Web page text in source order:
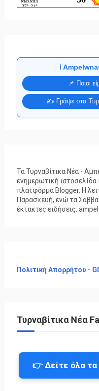
ℹ️
📌 Ποιοι
✍️ Γράψε στα
Τα Τυρναβίτικα Νέα -
ενημερωτική ιστοσελίδα
πλατφόρμα Blogger. Η
Παρασκευή, ενώ τα
έκτακτες ειδήσεις.
Πολιτική Απορρήτου -
Τυρναβίτικα Νέα
👉 Δείτε όλα